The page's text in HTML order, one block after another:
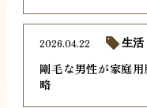
剛毛な男性が家庭
略
2026.04.22 生活